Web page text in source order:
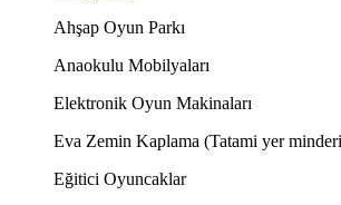
Ahşap Oyun Parkı
Anaokulu Mobilyaları
Elektronik Oyun Makinaları
Eva Zemin Kaplama (Tatami yer
Eğitici Oyuncaklar